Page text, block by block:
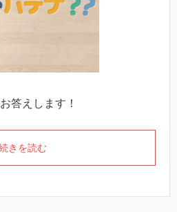
答えします！
きを読む